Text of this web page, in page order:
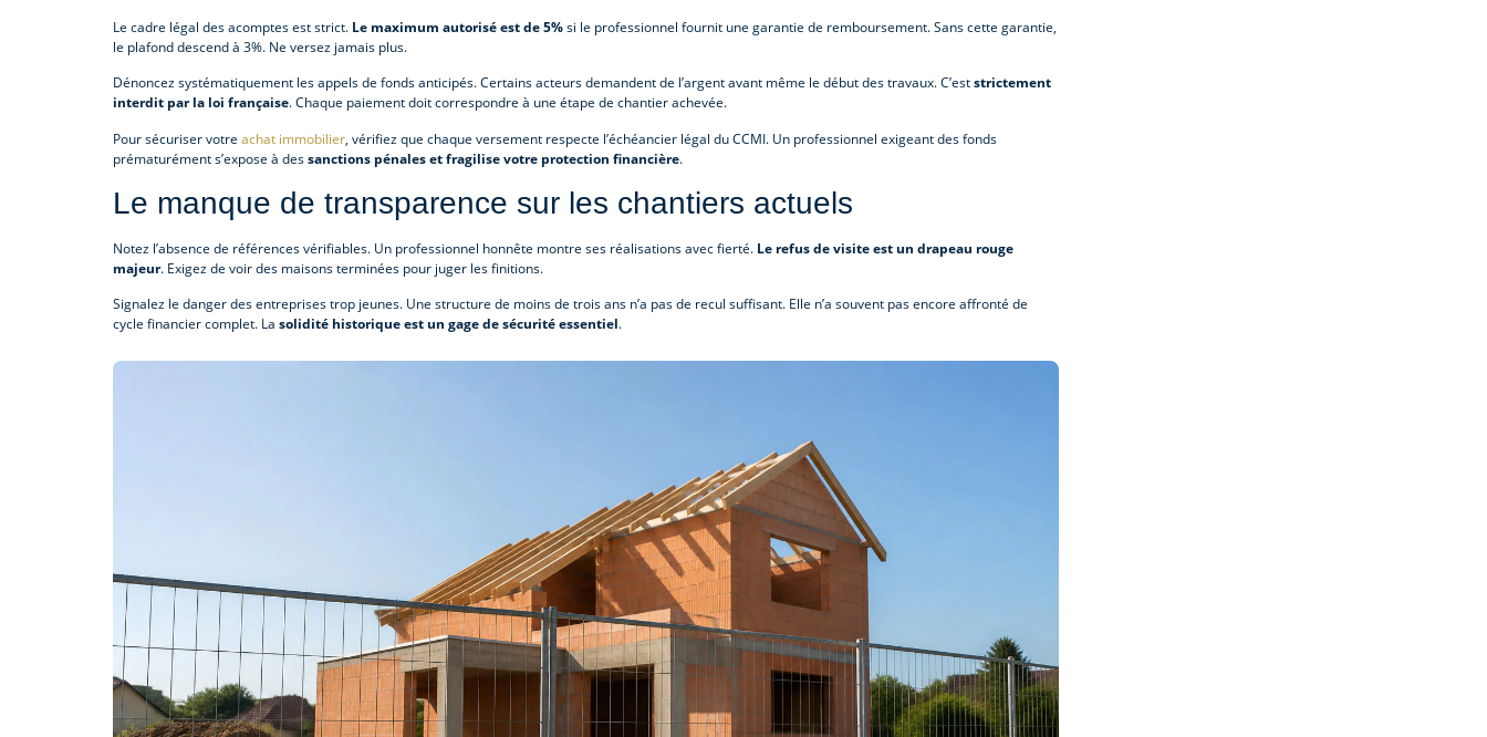
Le cadre légal des acomptes est strict. Le maximum autorisé est de 5%si le professionnel fournit une garantie de remboursement. Sans cette garantie,
le plafond descend à 3%. Ne versez jamais plus.
Dénoncez systématiquement les appels de fonds anticipés. Certains acteurs demandent de l’argent avant même le début des travaux. C’eststrictement
interdit par la loi française. Chaque paiement doit correspondre à une étape de chantier achevée.
Pour sécuriser votre achat immobilier, vérifiez que chaque versement respecte l’échéancier légal du CCMI. Un professionnel exigeant des fonds
prématurément s’expose à dessanctions pénales et fragilise votre protection financière.
Le manque de transparence sur les chantiers actuels
Notez l’absence de références vérifiables. Un professionnel honnête montre ses réalisations avec fierté. Le refus de visite est un drapeau rouge
majeur. Exigez de voir des maisons terminées pour juger les finitions.
Signalez le danger des entreprises trop jeunes. Une structure de moins de trois ans n’a pas de recul suffisant. Elle n’a souvent pas encore affronté de
cycle financier complet. La solidité historique est un gage de sécurité essentiel.